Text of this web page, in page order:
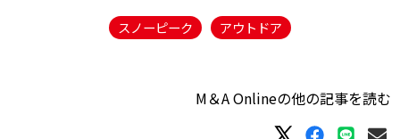
スノーピーク アウトドア
M＆A Onlineの他の記事を読む